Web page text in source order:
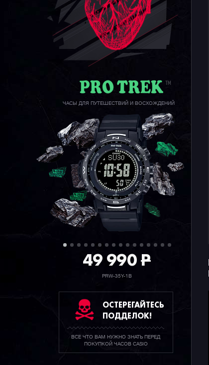
ЧАСЫ ДЛЯ ПУТЕШЕСТВИЙ И ВОСХОЖДЕНИЙ
49 990P
PRW-35Y-1B
ОСТЕРЕГАЙТЕСЬ
ПОДДЕЛОК!
ВСЕ ЧТО ВАМ НУЖНО ЗНАТЬ ПЕРЕД
ПОКУПКОЙ ЧАСОВ CASIO